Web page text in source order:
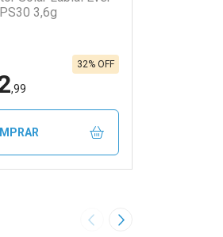
3,6g
,99
32% OFF
Imagem Anterior
Próxima Imagem